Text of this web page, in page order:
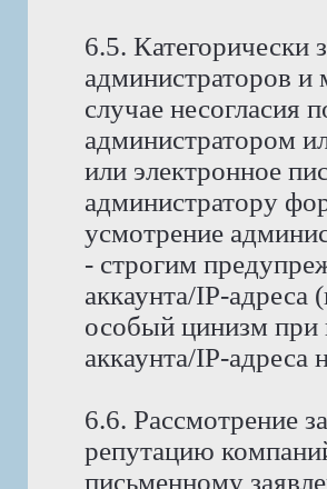
6.5. Категорически
администраторов
случае несогласия
администратором
или электронное
администратору
усмотрение
- строгим
аккаунта/IP-адреса
особый цинизм при
аккаунта/IP-адреса
6.6. Рассмотрение
репутацию
письменному